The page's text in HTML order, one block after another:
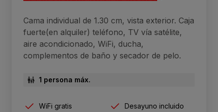
Cama individual de 1.30 cm, vista exterior. Caja
fuerte(en alquiler) teléfono, TV vía satélite,
aire acondicionado, WiFi, ducha,
complementos de baño y secador de pelo.
1 persona máx.
WiFi gratis
Desayuno incluido